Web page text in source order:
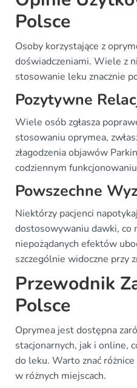
Polsce
Osoby korzystające z
doświadczeniami. Wiele z
stosowanie leku znacznie
Pozytywne
Wiele osób zgłasza
stosowaniu oprymea,
złagodzenia objawów
codziennym
Powszechne
Niektórzy pacjenci
dostosowywaniu dawki, co
niepożądanych efektów
szczególnie widoczne przy
Przewodnik
Polsce
Oprymea jest dostępna
stacjonarnych, jak i online,
do leku. Warto znać
w różnych miejscach.